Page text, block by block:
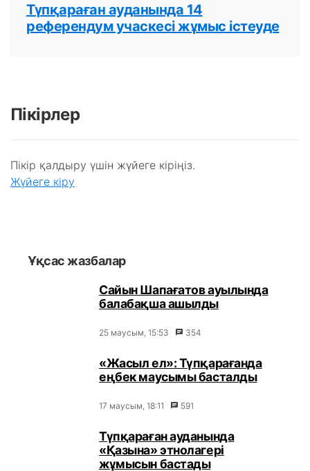
Түпқараған ауданында 14
референдум учаскесі жұмыс істеуде
Пікірлер
Пікір қалдыру үшін жүйеге кіріңіз.
Жүйеге кіру
Ұқсас жазбалар
Сайын Шапағатов ауылында
балабақша ашылды
25 маусым, 15:53 354
«Жасыл ел»: Түпқарағанда
еңбек маусымы басталды
17 маусым, 18:11 591
Түпқараған ауданында
«Қазына» этнолагері
жұмысын бастады